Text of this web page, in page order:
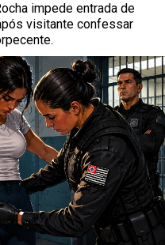
impede entrada de
visitante confessar